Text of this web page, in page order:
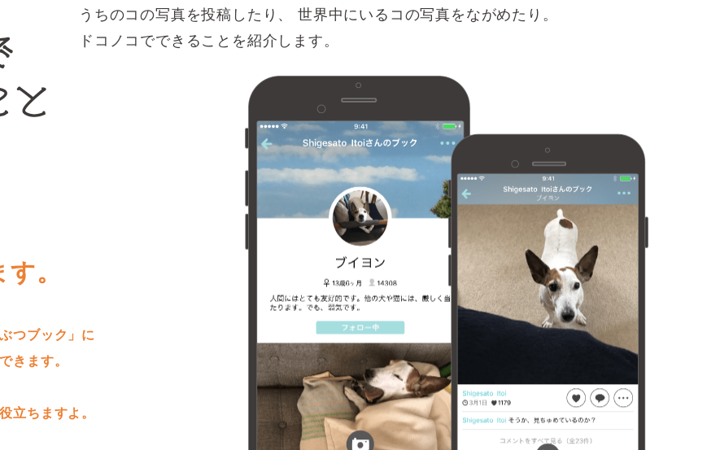
うちのコの写真を投稿したり、
世界中にいるコの写真をながめたり。
ドコノコでできることを紹介します。
。
つブック」に
きます。
立ちますよ。